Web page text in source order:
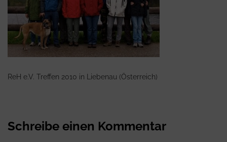
ReH e.V. Treffen 2010 in Liebenau (Österreich)
Schreibe einen Kommentar